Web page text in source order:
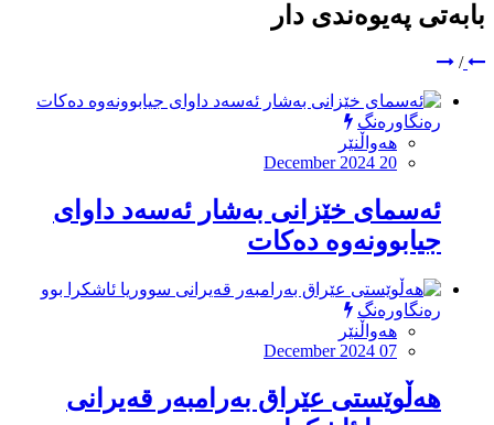
بابەتی پەیوەندی دار
/
رەنگاورەنگ
هەواڵنێر
December 2024 20
ئەسمای خێزانی بەشار ئەسەد داوای
جیابوونەوە دەکات
رەنگاورەنگ
هەواڵنێر
December 2024 07
هەڵوێستی عێراق بەرامبەر قەیرانی